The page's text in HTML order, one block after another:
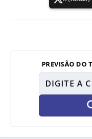
PREVISÃO DO